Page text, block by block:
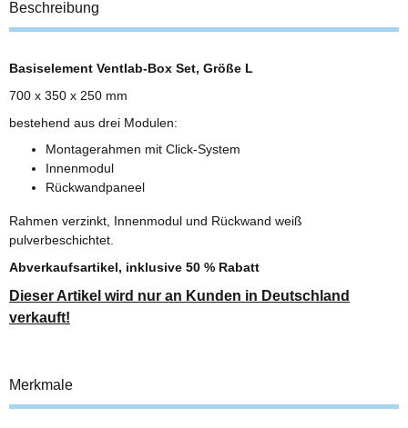
Beschreibung
Basiselement Ventlab-Box Set, Größe L
700 x 350 x 250 mm
bestehend aus drei Modulen:
Montagerahmen mit Click-System
Innenmodul
Rückwandpaneel
Rahmen verzinkt, Innenmodul und Rückwand weiß
pulverbeschichtet.
Abverkaufsartikel, inklusive 50 % Rabatt
Dieser Artikel wird nur an Kunden in Deutschland
verkauft!
Merkmale